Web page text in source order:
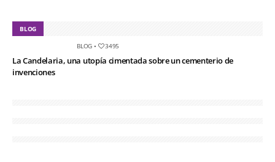
BLOG
BLOG • 3495
La Candelaria, una utopía cimentada sobre un cementerio de
invenciones